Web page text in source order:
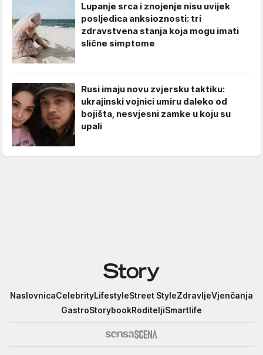
Lupanje srca i znojenje nisu uvijek
posljedica anksioznosti: tri
zdravstvena stanja koja mogu imati
slične simptome
Rusi imaju novu zvjersku taktiku:
ukrajinski vojnici umiru daleko od
bojišta, nesvjesni zamke u koju su
upali
Story
NaslovnicaCelebrityLifestyleStreet StyleZdravljeVjenčanja
GastroStorybookRoditeljiSmartlife